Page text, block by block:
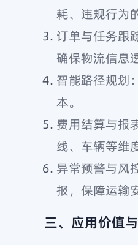
耗、违规行为
订单与任务跟
确保物流信息
智能路径规划
本。
费用结算与报
线、车辆等维
异常预警与风
报，保障运输
三、应用价值